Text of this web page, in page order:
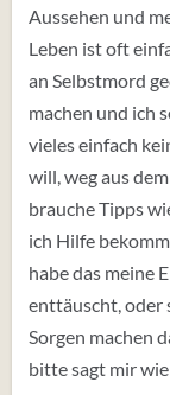
Aussehen und
Leben ist oft
an Selbstmord
machen und ich
vieles einfach
will, weg aus
brauche Tipps
ich Hilfe
habe das meine
enttäuscht, oder
Sorgen machen
bitte sagt mir wie